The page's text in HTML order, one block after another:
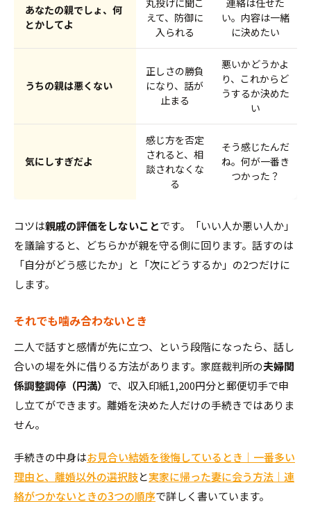
あなたの親でしょ、何
とかしてよ
えて、防御に
入られる
い。内容は一緒
に決めたい
うちの親は悪くない
正しさの勝負
になり、話が
止まる
悪いかどうかよ
り、これからど
うするか決めた
い
気にしすぎだよ
感じ方を否定
されると、相
談されなくな
る
そう感じたんだ
ね。何が一番き
つかった？
コツは親戚の評価をしないことです。「いい人か悪い人か」
を議論すると、どちらかが親を守る側に回ります。話すのは
「自分がどう感じたか」と「次にどうするか」の2つだけに
します。
それでも噛み合わないとき
二人で話すと感情が先に立つ、という段階になったら、話し
合いの場を外に借りる方法があります。家庭裁判所の夫婦関
係調整調停（円満） で、収入印紙1,200円分と郵便切手で申
し立てができます。離婚を決めた人だけの手続きではありま
せん。
手続きの中身はお見合い結婚を後悔しているとき｜一番多い
理由と、離婚以外の選択肢と実家に帰った妻に会う方法｜連
絡がつかないときの3つの順序で詳しく書いています。